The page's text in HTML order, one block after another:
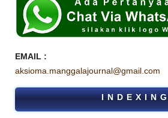
EMAIL :
aksioma.manggalajournal@gmail.com
I N D E X I N G